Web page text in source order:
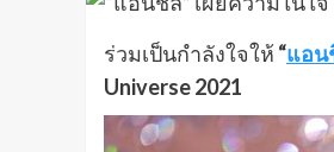
ร่วมเป็นกำลังใจให้“แอน
Universe 2021